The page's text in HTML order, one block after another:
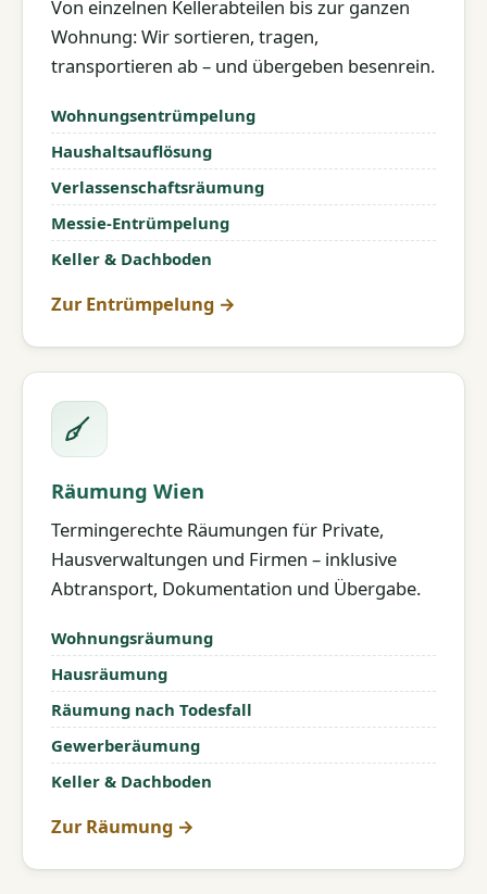
Von einzelnen Kellerabteilen bis zur ganzen
Wohnung: Wir sortieren, tragen,
transportieren ab – und übergeben besenrein.
Wohnungsentrümpelung
Haushaltsauflösung
Verlassenschaftsräumung
Messie-Entrümpelung
Keller & Dachboden
Zur Entrümpelung →
Räumung Wien
Termingerechte Räumungen für Private,
Hausverwaltungen und Firmen – inklusive
Abtransport, Dokumentation und Übergabe.
Wohnungsräumung
Hausräumung
Räumung nach Todesfall
Gewerberäumung
Keller & Dachboden
Zur Räumung →